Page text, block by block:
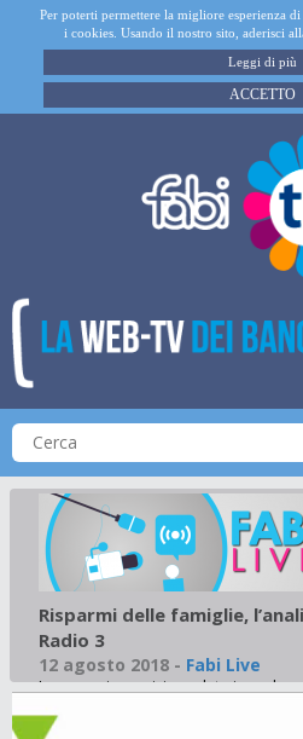
Per poterti permettere la migliore esperienza
i cookies. Usando il nostro sito, aderisci
Leggi di più
ACCETTO
Risparmi delle famiglie,
Radio 3
12 agosto 2018 - Fabi Live
In un ampio servizio andato in onda
nostro Paese. Ascolta il servizio